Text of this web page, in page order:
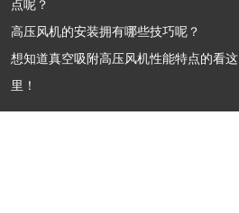
点呢？
高压风机的安装拥有哪些技巧呢？
想知道真空吸附高压风机性能特点的看这
里！